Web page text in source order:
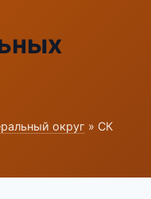
округ » СК